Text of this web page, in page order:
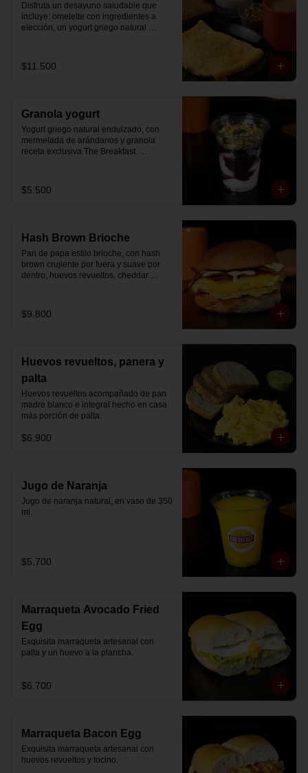
Disfruta un desayuno saludable que
incluye: omelette con ingredientes a
elección, un yogurt griego natural
Breakfast y granola (endulzada con
miel), más un café o té a elección y un
$11.500
Granola yogurt
Yogurt griego natural endulzado, con
mermelada de arándanos y granola
receta exclusiva The Breakfast.
$5.500
Hash Brown Brioche
Pan de papa estilo brioche, con hash
brown crujiente por fuera y suave por
dentro, huevos revueltos, cheddar
partir el día en modo desayuno buffet.
$9.800
Huevos revueltos, panera y
palta
Huevos revueltos acompañado de pan
madre blanco e integral hecho en casa
más porción de palta.
$6.900
Jugo de Naranja
Jugo de naranja natural, en vaso de 350
ml.
$5.700
Marraqueta Avocado Fried
Egg
Exquisita marraqueta artesanal con
palta y un huevo a la plancha.
$6.700
Marraqueta Bacon Egg
Exquisita marraqueta artesanal con
huevos revueltos y tocino.